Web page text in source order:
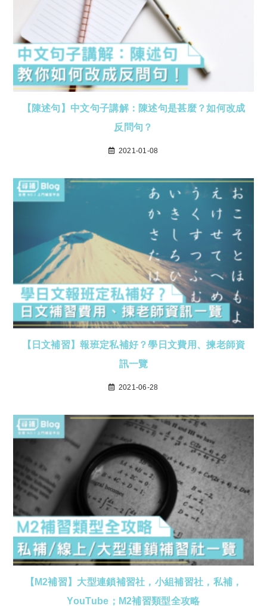
【陳述句】中文句子講解：陳述句是甚麼？如何改成
反問句？
2021-01-08
【日文補習】報班定私補好？學日文費用、揀老師資
訊一覽
2021-06-28
【M2補習】大型連鎖補習社，小組補習社，私補，
YouTube；M2補習類型全攻略